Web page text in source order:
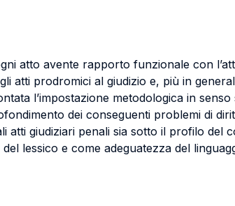
atto avente rapporto funzionale con
atti prodromici al giudizio e, più in
l’impostazione metodologica in senso
dei conseguenti problemi di
atti giudiziari penali sia sotto il profilo del
lessico e come adeguatezza del